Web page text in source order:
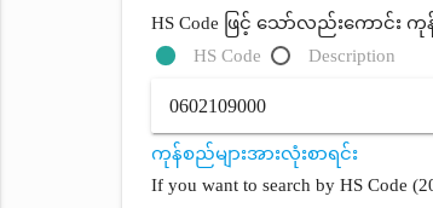
HS Code ဖြင့် သော်လည်းကောင်
HS Code
Description
ကုန်စည်များအားလုံးစာရင်း
If you want to search by HS Code